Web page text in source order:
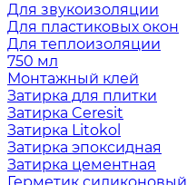
Для звукоизоляции
Для пластиковых окон
Для теплоизоляции
750 мл
Монтажный клей
Затирка для плитки
Затирка Ceresit
Затирка Litokol
Затирка эпоксидная
Затирка цементная